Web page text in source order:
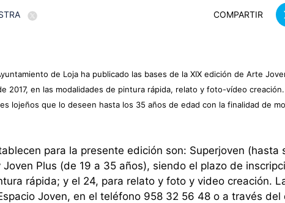
COMPARTIR
de Loja ha publicado las bases de la XIX edición de Arte
2017, en las modalidades de pintura rápida, relato y foto-vídeo
lojeños que lo deseen hasta los 35 años de edad con la finalidad de
para la presente edición son: Superjoven (hasta
Joven Plus (de 19 a 35 años), siendo el plazo de
rápida; y el 24, para relato y foto y video creación.
Joven, en el teléfono 958 32 56 48 o a través del